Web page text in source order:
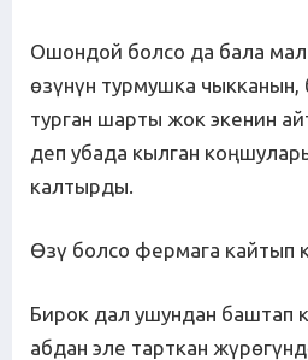
Ошондой болсо да бала мал
өзүнүн турмушка чыкканын,
турган шарты жок экенин
деп убада кылган
калтырды.
Өзү болсо фермага кайтып
Бирок дал ушундан баштап
абдан эле тарткан